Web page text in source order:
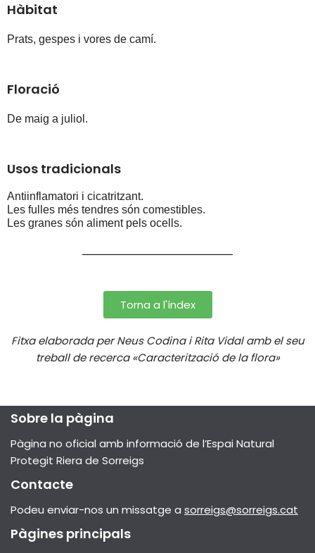
Hàbitat
Prats, gespes i vores de camí.
Floració
De maig a juliol.
Usos tradicionals
Antiinflamatori i cicatritzant.
Les fulles més tendres són comestibles.
Les granes són aliment pels ocells.
Torna a l'índex
Fitxa elaborada per Neus Codina i Rita Vidal amb el seu
treball de recerca «Caracterització de la flora»
Sobre la pàgina
Pàgina no oficial amb informació de l’Espai Natural
Protegit Riera de Sorreigs
Contacte
Podeu enviar-nos un missatge a sorreigs@sorreigs.cat
Pàgines principals